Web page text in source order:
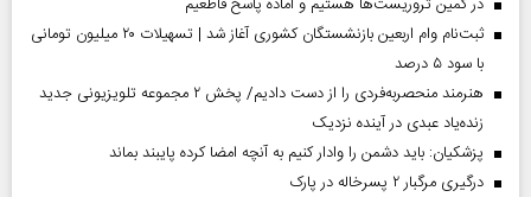
ثبت‌نام وام اربعین بازنشستگان کشوری آغاز شد | تسهیلات ۲۰ میلیون تومانی
با سود ۵ درصد
هنرمند منحصر‌به‌فردی را از دست دادیم/ پخش ۲ مجموعه تلویزیونی جدید
زنده‌یاد عبدی در آینده نزدیک
پزشکیان: باید دشمن را وادار کنیم به آنچه امضا کرده پایبند بماند
درگیری مرگبار ۲ پسرخاله در پارک